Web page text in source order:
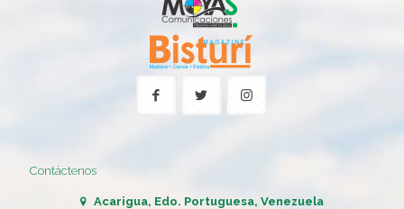
Contáctenos
Acarigua, Edo. Portuguesa, Venezuela